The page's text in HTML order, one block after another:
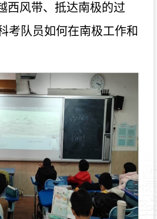
西风带、抵达南极的过
考队员如何在南极工作和